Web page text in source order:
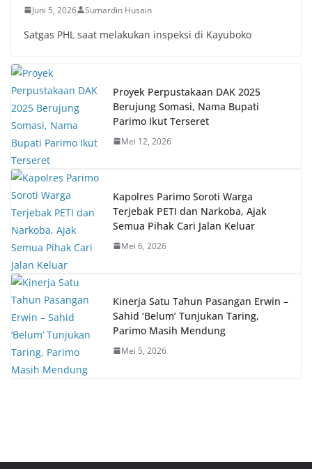
Juni 5, 2026 Sumardin Husain
Satgas PHL saat melakukan inspeksi di Kayuboko
Proyek Perpustakaan DAK 2025
Berujung Somasi, Nama Bupati
Parimo Ikut Terseret
Mei 12, 2026
Kapolres Parimo Soroti Warga
Terjebak PETI dan Narkoba, Ajak
Semua Pihak Cari Jalan Keluar
Mei 6, 2026
Kinerja Satu Tahun Pasangan Erwin –
Sahid ‘Belum’ Tunjukan Taring,
Parimo Masih Mendung
Mei 5, 2026